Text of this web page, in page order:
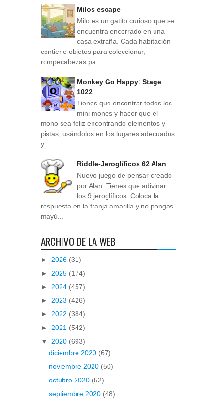
Milos escape
Milo es un gatito curioso que se
encuentra encerrado en una
casa extraña. Cada habitación
contiene objetos para coleccionar,
rompecabezas pa...
Monkey Go Happy: Stage
1022
Tienes que encontrar todos los
mini monos y hacer que el
mono sea feliz encontrando elementos y
pistas, usándolos en los lugares adecuados
y...
Riddle-Jeroglíficos 62 Alan
Nuevo juego de pensar creado
por Alan. Tienes que adivinar
los 9 jeroglíficos. Coloca la
respuesta en la franja amarilla y no pongas
mayú...
ARCHIVO DE LA WEB
► 2026 (31)
► 2025 (174)
► 2024 (457)
► 2023 (426)
► 2022 (384)
► 2021 (542)
▼ 2020 (693)
diciembre 2020 (67)
noviembre 2020 (50)
octubre 2020 (52)
septiembre 2020 (48)